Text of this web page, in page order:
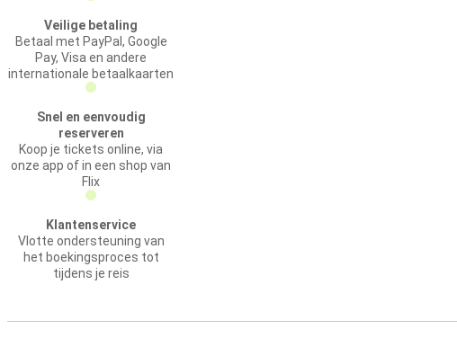
Veilige betaling
Betaal met PayPal, Google
Pay, Visa en andere
internationale betaalkaarten
Snel en eenvoudig
reserveren
Koop je tickets online, via
onze app of in een shop van
Flix
Klantenservice
Vlotte ondersteuning van
het boekingsproces tot
tijdens je reis